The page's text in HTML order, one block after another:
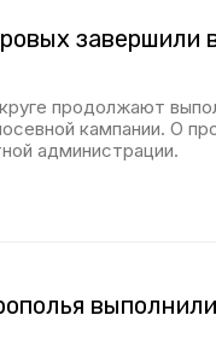
завершили
продолжают
кампании. О
администрации.